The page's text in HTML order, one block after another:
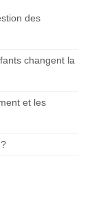
des
changent la
et les